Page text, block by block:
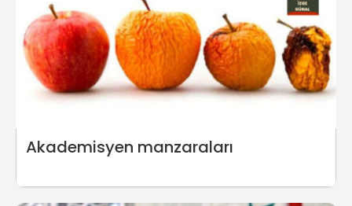
Akademisyen manzaraları